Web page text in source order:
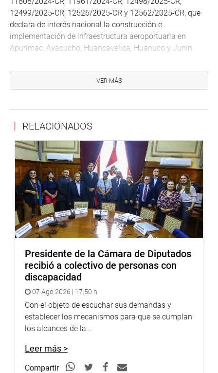
12499/2025-CR, 12526/2025-CR y 12562/2025-CR, que
declara de interés nacional la construcción e
implementación de infraestructura aeroportuaria en
Apurímac, Ayacucho, Huancavelica, Huánuco y Junín.
-Aeropuerto de Huanacopampa (Apurímac)
-Aeródromo de Luisiana (Ayacucho)
-Helipuerto y Aeropuerto Internacional de Huánuco
Mori Celis destacó que esta norma no genera gasto
inmediato, pero permite que estas obras sean
consideradas en el Programa Multianual de Inversiones
(Invierte.pe). Subrayó que regiones enteras sufren
aislamiento extremo, con viajes de 8 a 12 horas por
carretera y altos costos logísticos.
Recordó además que existe una fuerte demanda aérea,
aeropuerto de Ayacucho entre 2010 y 2022. La medida
fortalecerá la respuesta ante emergencias y dinamizará
las economías regionales.
COMISIÓN DE PRODUCCIÓN
Por su parte, la Comisión de Producción, Micro y Pequeña
Empresa y Cooperativas aprobó, por unanimidad, recibir
como segunda comisión dictaminadora el Proyecto de
Ley 13077/2025-CR, que declara de necesidad pública e
interés nacional la creación de la Zona Económica
VER MÁS
RELACIONADOS
Presidente de la Cámara de Diputados
recibió a colectivo de personas con
discapacidad
07 Ago 2026 | 17:50 h
Con el objeto de escuchar sus demandas y
establecer los mecanismos para que se cumplan
los alcances de la...
Leer más >
Compartir